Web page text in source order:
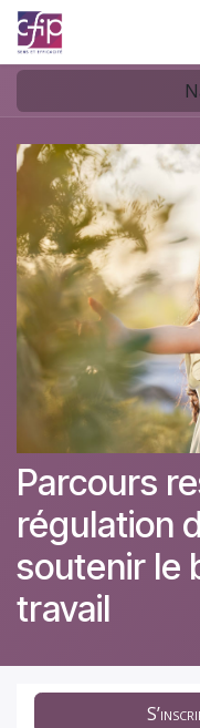
Se rendre au contenu
Parcours
régulation
soutenir le
travail